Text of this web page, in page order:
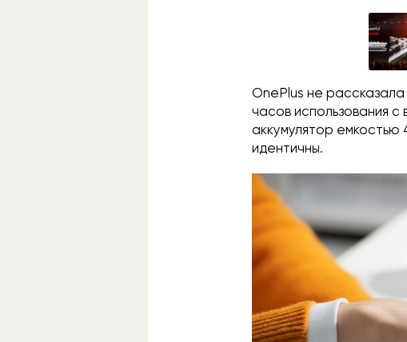
OnePlus не
часов использования
аккумулятор емкостью
идентичны.